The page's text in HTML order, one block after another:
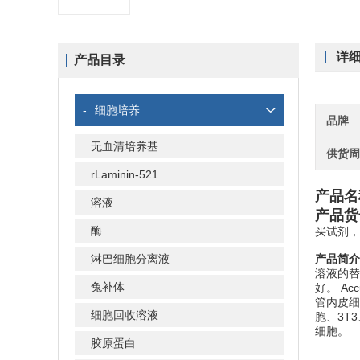
产品目录
- 细胞培养
无血清培养基
rLaminin-521
溶液
酶
淋巴细胞分离液
兔补体
细胞回收溶液
胶原蛋白
详
品牌
供货
产品
产品
买试剂
产品简
溶液的
好。
管内皮
胞、
细胞。